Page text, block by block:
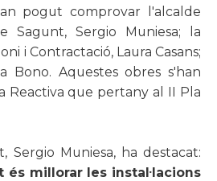
pogut comprovar l'alcalde
Sagunt, Sergio Muniesa; la
i Contractació, Laura Casans;
Bono. Aquestes obres s'han
Reactiva que pertany al II Pla
Sergio Muniesa, ha destacat:
és millorar les instal·lacions